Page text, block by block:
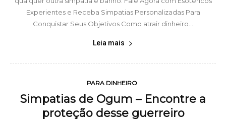
Experientes e Receba Simpatias Personalizadas Para
Conquistar Seus Objetivos Como atrair dinheiro...
Leia mais
PARA DINHEIRO
Simpatias de Ogum – Encontre a
proteção desse guerreiro